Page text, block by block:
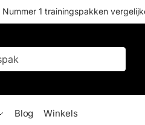
Nummer 1 trainingspakken
Blog Winkels